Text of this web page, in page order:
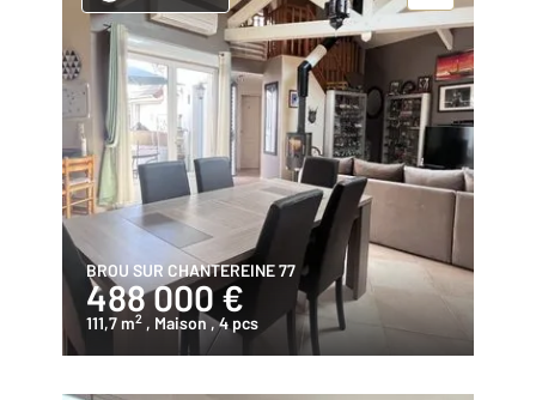
BROU SUR CHANTEREINE 77
488 000 €
111,7 m2 , Maison , 4 pcs